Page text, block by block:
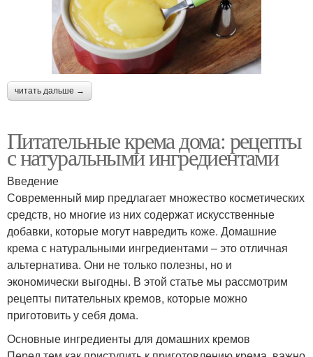
читать дальше →
Питательные крема дома: рецепты
с натуральными ингредиентами
Введение
Современный мир предлагает множество косметических
средств, но многие из них содержат искусственные
добавки, которые могут навредить коже. Домашние
крема с натуральными ингредиентами – это отличная
альтернатива. Они не только полезны, но и
экономически выгодны. В этой статье мы рассмотрим
рецепты питательных кремов, которые можно
приготовить у себя дома.
Основные ингредиенты для домашних кремов